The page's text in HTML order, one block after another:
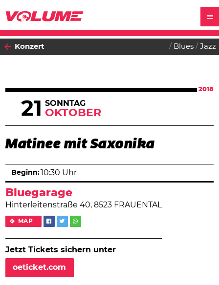
Konzert Blues Jazz
2018
21 SONNTAG
OKTOBER
Matinee mit Saxonika
Bluegarage
Hinterleitenstraße 40, 8523 FRAUENTAL
MAP
Jetzt Tickets sichern unter
oeticket.com
Beginn: 10:30 Uhr